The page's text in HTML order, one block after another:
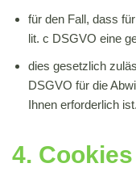
für den Fall, dass
lit. c DSGVO eine
dies gesetzlich
DSGVO für die
Ihnen erforderlich ist.
4. Cookies